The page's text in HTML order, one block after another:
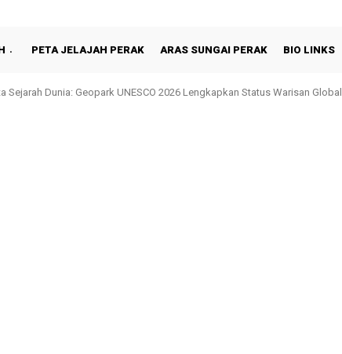
PETA JELAJAH PERAK ARAS SUNGAI PERAK BIO LINKS
Sejarah Dunia: Geopark UNESCO 2026 Lengkapkan Status Warisan Global
Shah Berbuka Puasa Bersama Rakyat di Behrang Stesen